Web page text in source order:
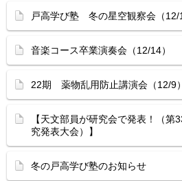
戸高学び塾 冬の星空観察会（12/
音楽コース卒業演奏会（12/14）
22期 薬物乱用防止講演会（12/9）
【天文部員が研究会で発表！（
究発表大会）】
冬の戸高学び塾のお知らせ